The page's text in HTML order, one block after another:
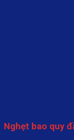
Nghẹt bao quy